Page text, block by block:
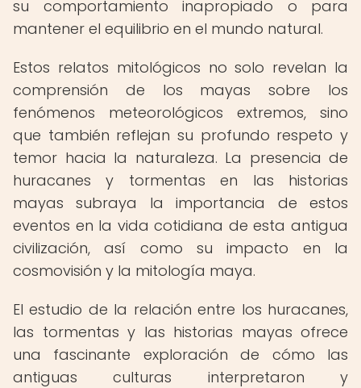
su comportamiento inapropiado o para
mantener el equilibrio en el mundo natural.
Estos relatos mitológicos no solo revelan la
comprensión de los mayas sobre los
fenómenos meteorológicos extremos, sino
que también reflejan su profundo respeto y
temor hacia la naturaleza. La presencia de
huracanes y tormentas en las historias
mayas subraya la importancia de estos
eventos en la vida cotidiana de esta antigua
civilización, así como su impacto en la
cosmovisión y la mitología maya.
El estudio de la relación entre los huracanes,
las tormentas y las historias mayas ofrece
una fascinante exploración de cómo las
antiguas culturas interpretaron y